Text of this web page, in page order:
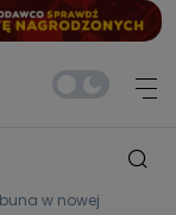
w nowej